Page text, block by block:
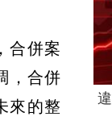
合併案
，合併
來的整